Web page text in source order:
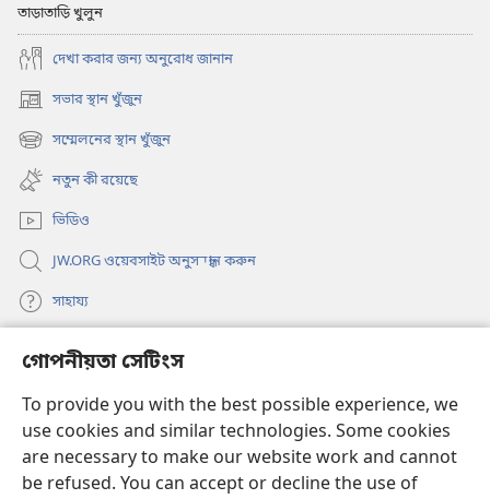
গোপনীয়তা সেটিংস
To provide you with the best possible experience, we
use cookies and similar technologies. Some cookies
are necessary to make our website work and cannot
be refused. You can accept or decline the use of
তাড়াতাড়ি খুলুন
দেখা করার জন্য অনুরোধ জানান
সভার স্থান খুঁজুন
(opens
new
window)
সম্মেলনের স্থান খুঁজুন
(opens
new
window)
নতুন কী রয়েছে
ভিডিও
JW.ORG ওয়েবসাইট অনুসন্ধান করুন
সাহায্য
দান
(opens
window)
ওয়াচটাওয়ার অনলাইন লাইব্রেরি
(opens
new
®
(opens